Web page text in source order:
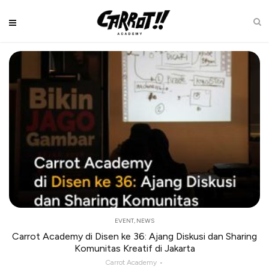
EVENT, NEWS
Carrot Academy di Disen ke 36: Ajang Diskusi dan Sharing
Komunitas Kreatif di Jakarta
Carrot Academy